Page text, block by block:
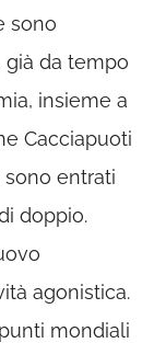
sono
già da tempo
insieme a
Cacciapuoti
sono entrati
doppio.
agonistica.
mondiali